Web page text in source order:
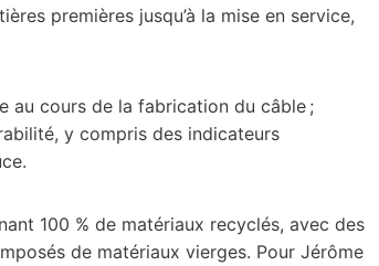
premières jusqu’à la mise en service,
au cours de la fabrication du câble ;
y compris des indicateurs
100 % de matériaux recyclés, avec des
de matériaux vierges. Pour Jérôme